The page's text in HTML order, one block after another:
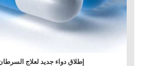
إطلاق دواء جديد لعلاج